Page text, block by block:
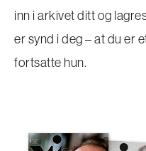
inn i arkivet ditt og
er synd i deg – at du er
fortsatte hun.